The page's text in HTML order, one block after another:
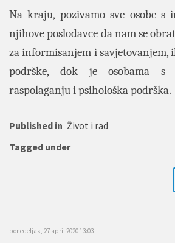
Na kraju, pozivamo sve osobe s
njihove poslodavce da nam se
za informisanjem i
podrške, dok je osobama s
raspolaganju i psihološka podrška.
Published in Život i rad
Tagged under
ponedeljak, 27 april 2020 13:03